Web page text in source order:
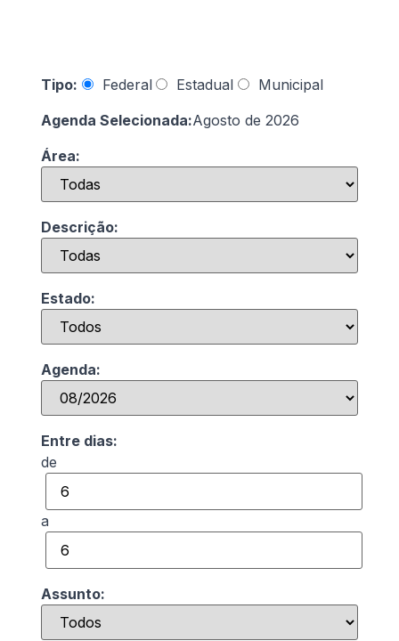
Tipo: Federal Estadual
Municipal
Agenda Selecionada:Agosto de 2026
Área:
Descrição:
Estado:
Agenda:
Entre dias:
de
a
Assunto: